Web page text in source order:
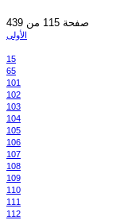
صفحة 115 من 439
الأولى
15
65
101
102
103
104
105
106
107
108
109
110
111
112